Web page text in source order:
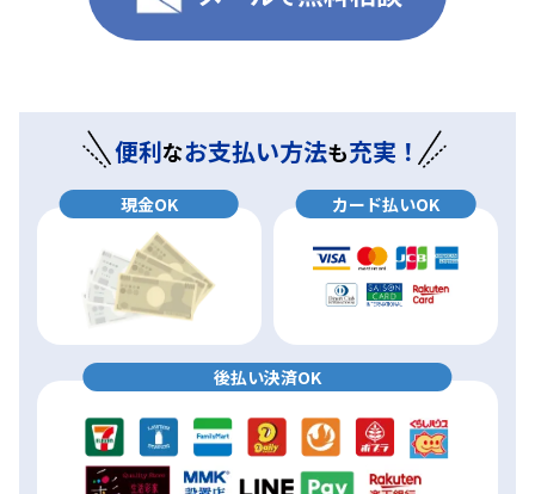
便利なお支払い方法も充実！
現金OK カード払いOK
後払い決済OK